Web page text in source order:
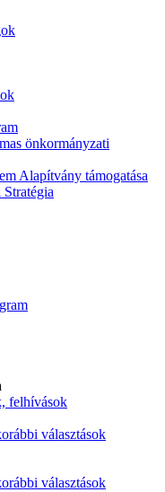
önkormányzati
Alapítvány támogatása
Stratégia
felhívások
választások
választások